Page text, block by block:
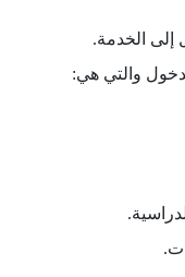
إلى الخدمة.
والتي هي: